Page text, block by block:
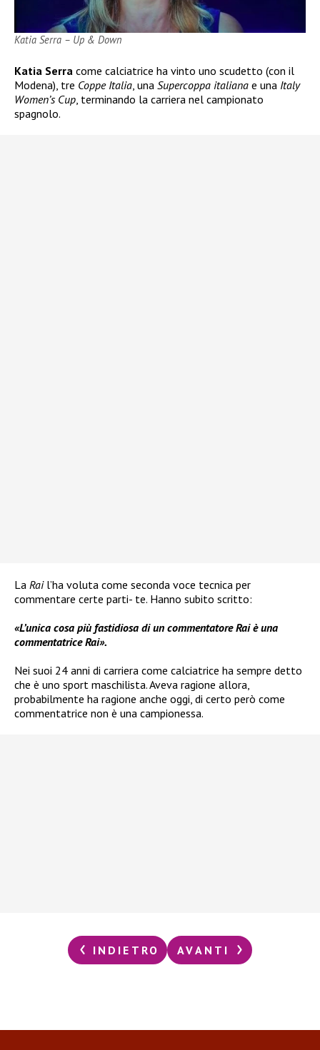
Katia Serra – Up & Down
Katia Serra come calciatrice ha vinto uno scudetto (con il
Modena), tre Coppe Italia , una Supercoppa italiana e una Italy
Women’s Cup , terminando la carriera nel campionato
spagnolo.
La Rai l’ha voluta come seconda voce tecnica per
commentare certe parti- te. Hanno subito scritto:
«L’unica cosa più fastidiosa di un commentatore Rai è una
commentatrice Rai».
Nei suoi 24 anni di carriera come calciatrice ha sempre detto
che è uno sport maschilista. Aveva ragione allora,
probabilmente ha ragione anche oggi, di certo però come
commentatrice non è una campionessa.
INDIETRO AVANTI